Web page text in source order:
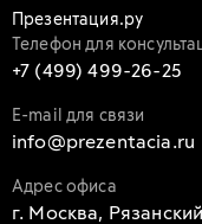
Презентация.ру
Телефон для
+7 (499) 499-26-25
E-mail для связи
info@prezentacia.ru
Адрес офиса
г. Москва,